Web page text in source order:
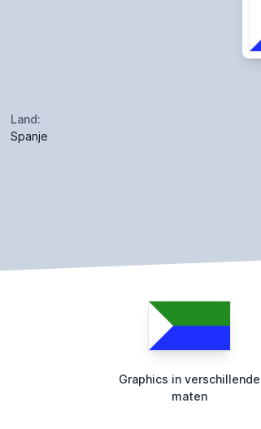
Land:
Spanje
Graphics in verschillende
maten